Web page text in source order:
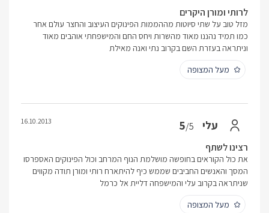
לרותי ומורן היקרים
מזל טוב על שתי סיוטות מההממות הפינוקים העיצוב והחצר עולם אחר
כמו תמיד נהננו מאוד מהשרות ויחס החם והמישפחתי אוהבים מאוד
וניתראה בעזרת השם בקרוב נתי ואנה מאילת
מעל המצופה
עלי 5/5
16.10.2013
רצינו לשתף
את כול הקוראים בחופשה מושלמת הנוף המרחב וכול הפינוקים האספרסו
המסך והאנשים החביבים שממש כיף להיתארח רותי ומורן תודה מקווים
שניתראה בקרוב עלי והמישפחה דליית אל כרמל
מעל המצופה